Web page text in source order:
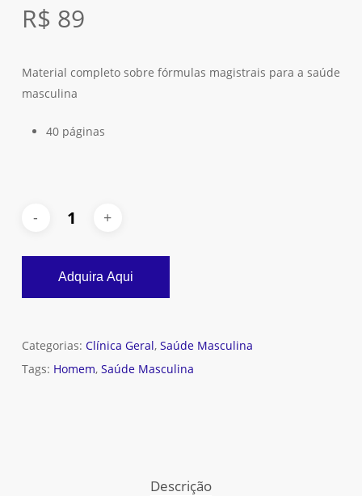
R$ 89
Material completo sobre fórmulas magistrais para a saúde
masculina
40 páginas
Adquira Aqui
Categorias: Clínica Geral, Saúde Masculina
Tags: Homem, Saúde Masculina
Descrição